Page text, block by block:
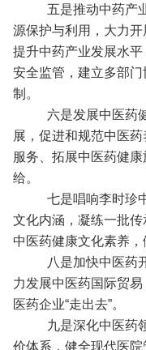
五是推动中药产
源保护与利用，大力开
提升中药产业发展水
安全监管，建立多部
制。
六是发展中医药
展，促进和规范中医
服务、拓展中医药健
给。
七是唱响李时珍
文化内涵，凝练一批
中医药健康文化素养，
八是加快中医药
力发展中医药国际贸
医药企业“走出去”。
九是深化中医药
价体系，健全现代医